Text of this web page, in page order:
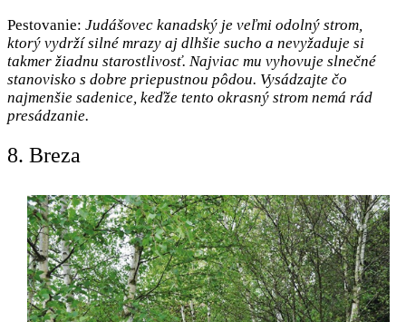
Pestovanie: Judášovec kanadský je veľmi odolný strom,
ktorý vydrží silné mrazy aj dlhšie sucho a nevyžaduje si
takmer žiadnu starostlivosť. Najviac mu vyhovuje slnečné
stanovisko s dobre priepustnou pôdou. Vysádzajte čo
najmenšie sadenice, keďže tento okrasný strom nemá rád
presádzanie.
8. Breza